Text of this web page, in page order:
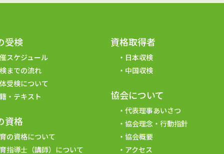
受検
スケジュール
までの流れ
受検について
・テキスト
資格
の資格について
指導士（講師）について
資格取得者
日本収検
中国収検
協会について
代表理事あいさつ
協会理念・行動指針
協会概要
アクセス